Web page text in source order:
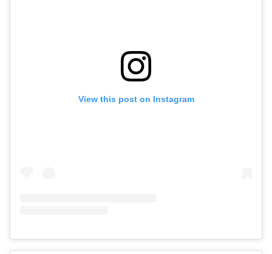
View this post on Instagram